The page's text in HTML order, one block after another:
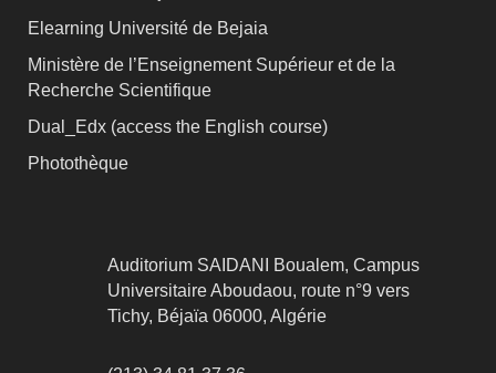
Elearning Université de Bejaia
Ministère de l’Enseignement Supérieur et de la
Recherche Scientifique
Dual_Edx (access the English course)
Photothèque
Auditorium SAIDANI Boualem, Campus
Universitaire Aboudaou, route n°9 vers
Tichy, Béjaïa 06000, Algérie